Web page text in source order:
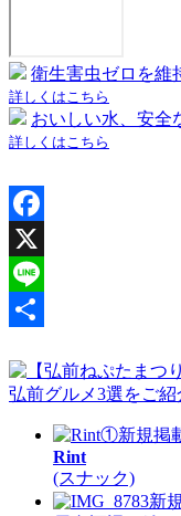
衛生害虫ゼロを維
詳しくはこちら
おいしい水、安全
詳しくはこちら
新規掲
Rint
(スナック)
新